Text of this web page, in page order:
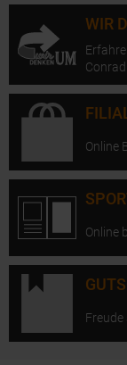
WIR
Conrad.
Online
Online
Freude